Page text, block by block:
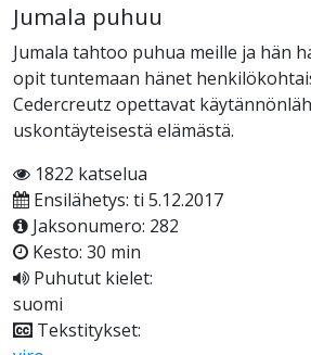
Jumala puhuu
Jumala tahtoo puhua meille ja hän
opit tuntemaan hänet
Cedercreutz opettavat
uskontäyteisestä elämästä.
1822 katselua
Ensilähetys: ti 5.12.2017
Jaksonumero: 282
Kesto: 30 min
Puhutut kielet:
suomi
Tekstitykset: